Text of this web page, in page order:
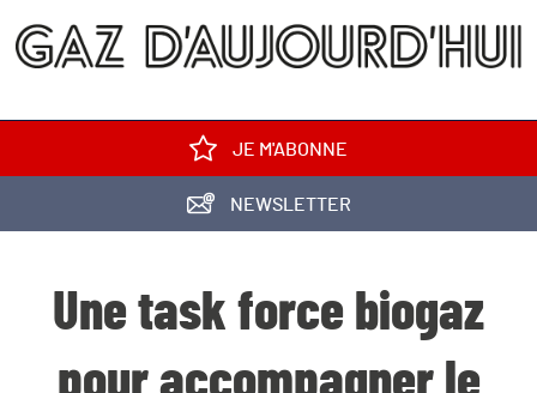
JE M'ABONNE
NEWSLETTER
Une task force biogaz